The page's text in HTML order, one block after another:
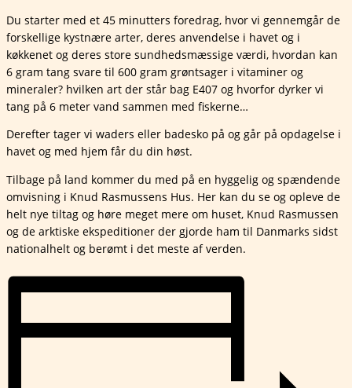
Du starter med et 45 minutters foredrag, hvor vi gennemgår de
forskellige kystnære arter, deres anvendelse i havet og i
køkkenet og deres store sundhedsmæssige værdi, hvordan kan
6 gram tang svare til 600 gram grøntsager i vitaminer og
mineraler? hvilken art der står bag E407 og hvorfor dyrker vi
tang på 6 meter vand sammen med fiskerne…
Derefter tager vi waders eller badesko på og går på opdagelse i
havet og med hjem får du din høst.
Tilbage på land kommer du med på en hyggelig og spændende
omvisning i Knud Rasmussens Hus. Her kan du se og opleve de
helt nye tiltag og høre meget mere om huset, Knud Rasmussen
og de arktiske ekspeditioner der gjorde ham til Danmarks sidst
nationalhelt og berømt i det meste af verden.